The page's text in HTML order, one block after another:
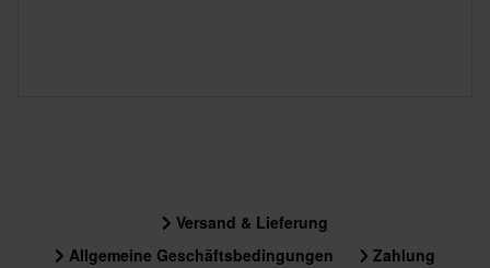
Versand & Lieferung
Allgemeine Geschäftsbedingungen
Zahlung